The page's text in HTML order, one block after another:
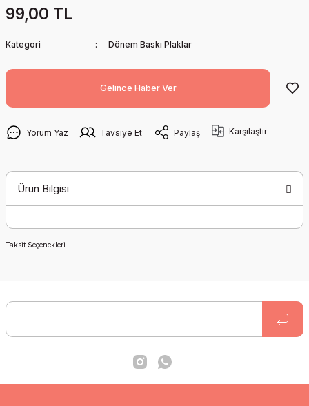
99,00 TL
Kategori Dönem Baskı Plaklar
Gelince Haber Ver
Yorum Yaz Tavsiye Et Paylaş Karşılaştır
Ürün Bilgisi
Taksit Seçenekleri